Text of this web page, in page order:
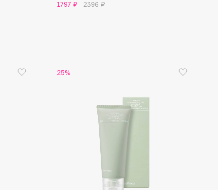
1797 ₽
2396 ₽
25%